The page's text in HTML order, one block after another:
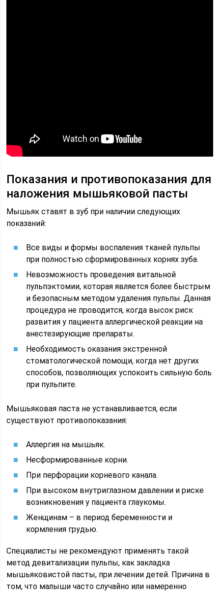
Показания и противопоказания для
наложения мышьяковой пасты
Мышьяк ставят в зуб при наличии следующих
показаний:
Все виды и формы воспаления тканей пульпы
при полностью сформированных корнях зуба.
Невозможность проведения витальной
пульпэктомии, которая является более быстрым
и безопасным методом удаления пульпы. Данная
процедура не проводится, когда высок риск
развития у пациента аллергической реакции на
анестезирующие препараты.
Необходимость оказания экстренной
стоматологической помощи, когда нет других
способов, позволяющих успокоить сильную боль
при пульпите.
Мышьяковая паста не устанавливается, если
существуют противопоказания:
Аллергия на мышьяк.
Несформированные корни.
При перфорации корневого канала.
При высоком внутриглазном давлении и риске
возникновения у пациента глаукомы.
Женщинам – в период беременности и
кормления грудью.
Специалисты не рекомендуют применять такой
метод девитализации пульпы, как закладка
мышьяковистой пасты, при лечении детей. Причина в
том, что малыши часто случайно или намеренно